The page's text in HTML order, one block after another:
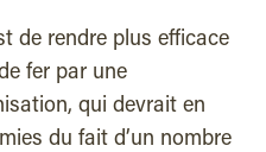
de rendre plus efficace
fer par une
qui devrait en
du fait d’un nombre